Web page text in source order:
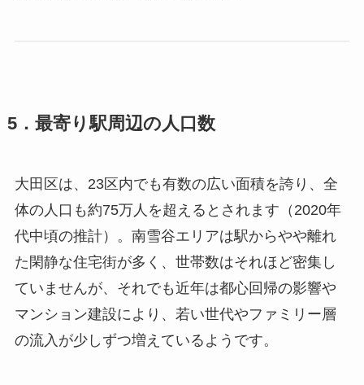
5．最寄り駅周辺の人口数
大田区は、23区内でも有数の広い面積を誇り、全
体の人口も約75万人を超えるとされます（2020年
代中頃の推計）。南雪谷エリアは駅からやや離れ
た閑静な住宅街が多く、世帯数はそれほど密集し
ていませんが、それでも近年は都心回帰の影響や
マンション建設により、若い世代やファミリー層
の流入が少しずつ増えているようです。